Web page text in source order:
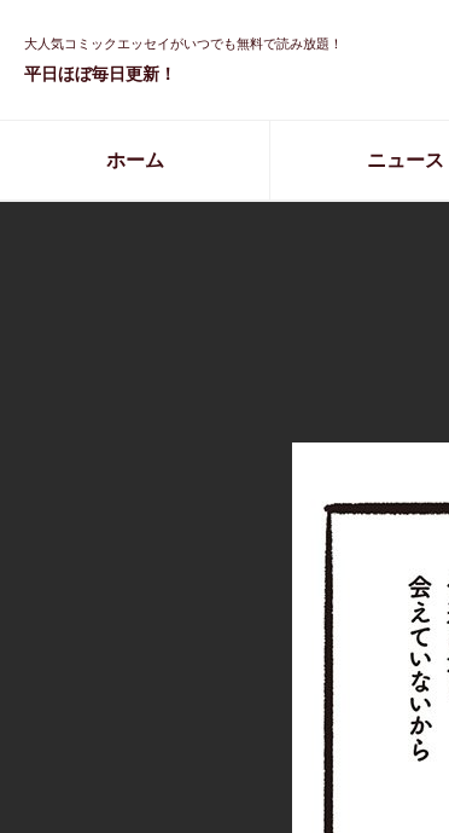
大人気コミックエッセイがいつでも無料で読み放題！
平日ほぼ毎日更新！
ホーム ニュース